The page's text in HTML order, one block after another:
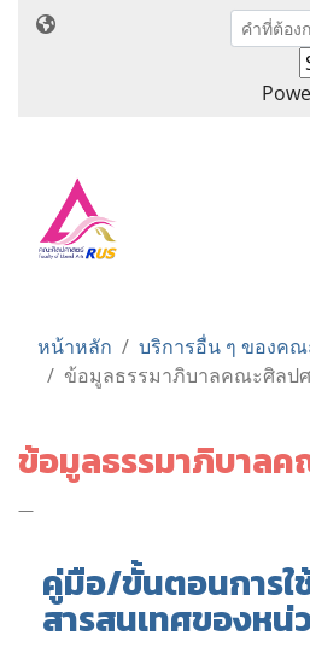
หน้าหลัก
บริการอื่น ๆ ของคณ
ข้อมูลธรรมาภิบาลคณะศิลป
ข้อมูลธรรมาภิบาล
คู่มือ/ขั้นตอนการใ
สารสนเทศของหน่